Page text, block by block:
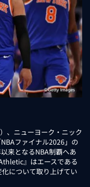
、ニューヨーク・ニック
ファイナル2026」の
来となるNBA制覇へあ
』はエースである
について取り上げてい